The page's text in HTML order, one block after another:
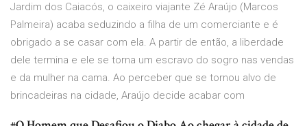
Jardim dos Caiacós, o caixeiro viajante Zé Araújo (Marcos
Palmeira) acaba seduzindo a filha de um comerciante e é
obrigado a se casar com ela. A partir de então, a liberdade
dele termina e ele se torna um escravo do sogro nas vendas
e da mulher na cama. Ao perceber que se tornou alvo de
brincadeiras na cidade, Araújo decide acabar com